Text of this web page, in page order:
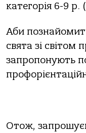
категорія 6-9 р.
Аби
свята зі світом
запропонують
Отож,